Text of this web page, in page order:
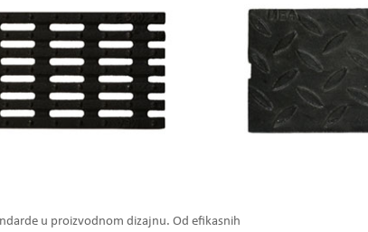
u proizvodnom dizajnu. Od efikasnih